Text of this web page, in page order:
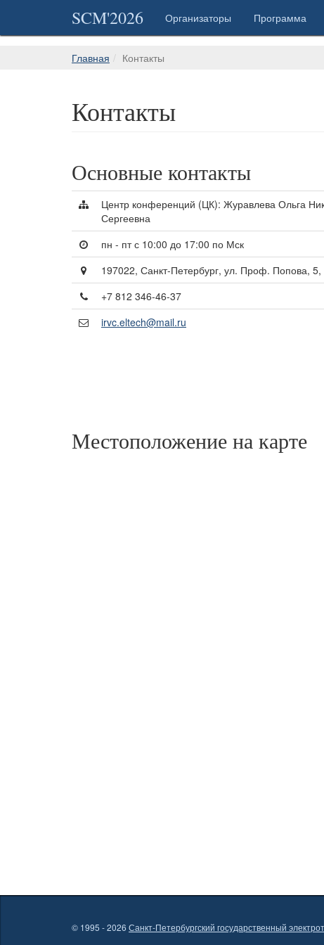
SCM'2026 Организаторы Программа
Главная Контакты
Контакты
Основные контакты
Центр конференций (ЦК): Журавлева Ольга
Сергеевна
пн - пт с 10:00 до 17:00 по Мск
197022, Санкт-Петербург, ул. Проф. Попова,
+7 812 346-46-37
irvc.eltech@mail.ru
Местоположение на карте
© 1995 - 2026 Санкт-Петербургский государственный